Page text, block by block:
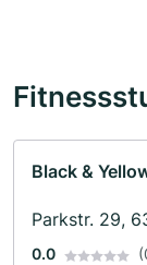
Black &
Parkstr. 29,
0.0